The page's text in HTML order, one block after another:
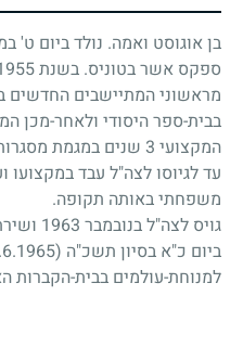
בן אוגוסט ואמה. נולד ביום ט'
מראשוני המתיישבים החדשים
בבית-ספר היסודי ולאחר-מכן
המקצועי 3 שנים במגמת מסגרות מבנים.
עד לגיוסו לצה"ל עבד במקצועו
משפחתי באותה תקופה.
גויס לצה"ל בנובמבר 1963 ושירת בחיל הלוגיסטיקה.
ביום כ"א בסיון תשכ"ה (21.6.1965)
למנוחת-עולמים בבית-הקברות